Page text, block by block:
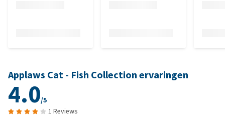
Applaws Cat - Fish Collection ervaringen
4.0/5
1 Reviews